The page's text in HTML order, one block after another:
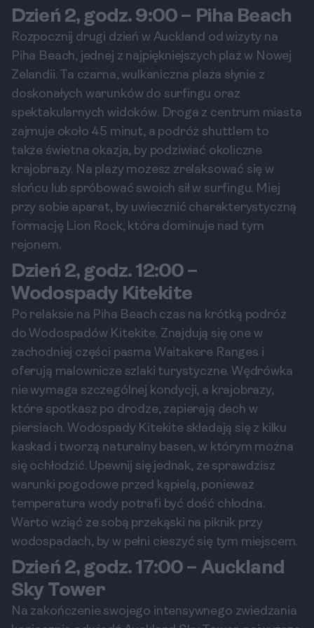
Dzień 2, godz. 9:00 – Piha Beach
Rozpocznij drugi dzień w Auckland od wizyty na
Piha Beach, jednej z najpiękniejszych plaż w Nowej
Zelandii. Ta czarna, wulkaniczna plaża słynie z
doskonałych warunków do surfingu oraz
spektakularnych widoków. Droga z centrum miasta
zajmuje około 45 minut, a podróż shuttlem to
także świetna okazja, by podziwiać okoliczne
krajobrazy. Na plaży możesz zrelaksować się w
słońcu lub spróbować swoich sił w surfingu. Miej
przy sobie aparat, by uwiecznić charakterystyczną
formację Lion Rock, która dominuje nad tym
rejonem.
Dzień 2, godz. 12:00 –
Wodospady Kitekite
Po relaksie na Piha Beach czas na krótką podróż
do Wodospadów Kitekite. Znajdują się one w
zachodniej części pasma Waitakere Ranges i
oferują malownicze szlaki turystyczne. Wędrówka
nie wymaga szczególnej kondycji, a krajobrazy,
które spotkasz po drodze, zapierają dech w
piersiach. Wodospady Kitekite składają się z kilku
kaskad i tworzą naturalny basen, w którym można
się ochłodzić. Upewnij się jednak, że sprawdzisz
warunki pogodowe przed kąpielą, ponieważ
temperatura wody potrafi być dość chłodna.
Warto wziąć ze sobą przekąski na piknik przy
wodospadach, by w pełni cieszyć się tym miejscem.
Dzień 2, godz. 17:00 – Auckland
Sky Tower
Na zakończenie swojego intensywnego zwiedzania